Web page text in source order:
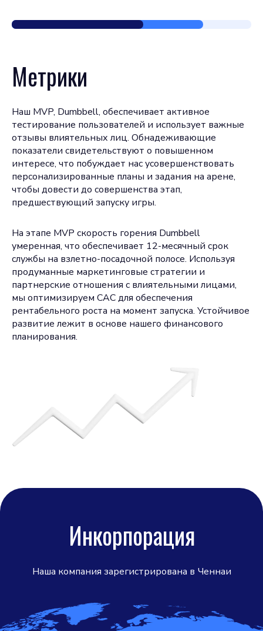
Метрики
Наш MVP, Dumbbell, обеспечивает активное
тестирование пользователей и использует важные
отзывы влиятельных лиц. Обнадеживающие
показатели свидетельствуют о повышенном
интересе, что побуждает нас усовершенствовать
персонализированные планы и задания на арене,
чтобы довести до совершенства этап,
предшествующий запуску игры.
На этапе MVP скорость горения Dumbbell
умеренная, что обеспечивает 12-месячный срок
службы на взлетно-посадочной полосе. Используя
продуманные маркетинговые стратегии и
партнерские отношения с влиятельными лицами,
мы оптимизируем CAC для обеспечения
рентабельного роста на момент запуска. Устойчивое
развитие лежит в основе нашего финансового
планирования.
Инкорпорация
Наша компания зарегистрирована в Ченнаи